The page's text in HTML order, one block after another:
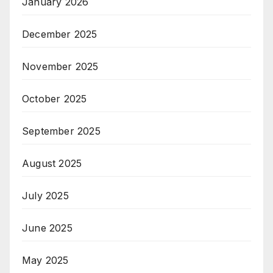
December 2025
November 2025
October 2025
September 2025
August 2025
July 2025
June 2025
May 2025